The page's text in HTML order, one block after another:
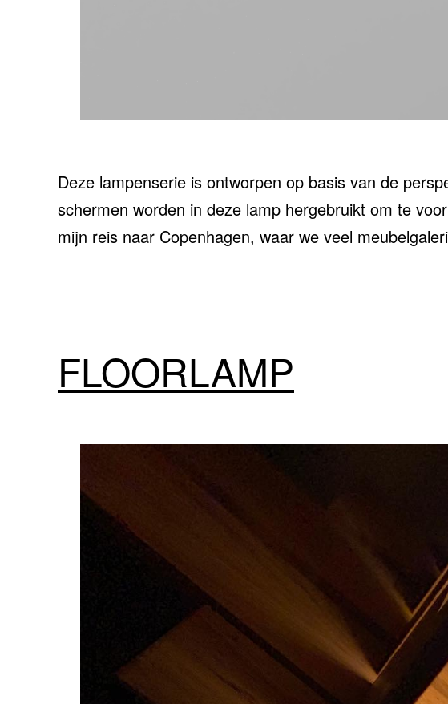
Deze lampenserie is ontworpen op basis van de
schermen worden in deze lamp hergebruikt om te
mijn reis naar Copenhagen, waar we veel
FLOORLAMP